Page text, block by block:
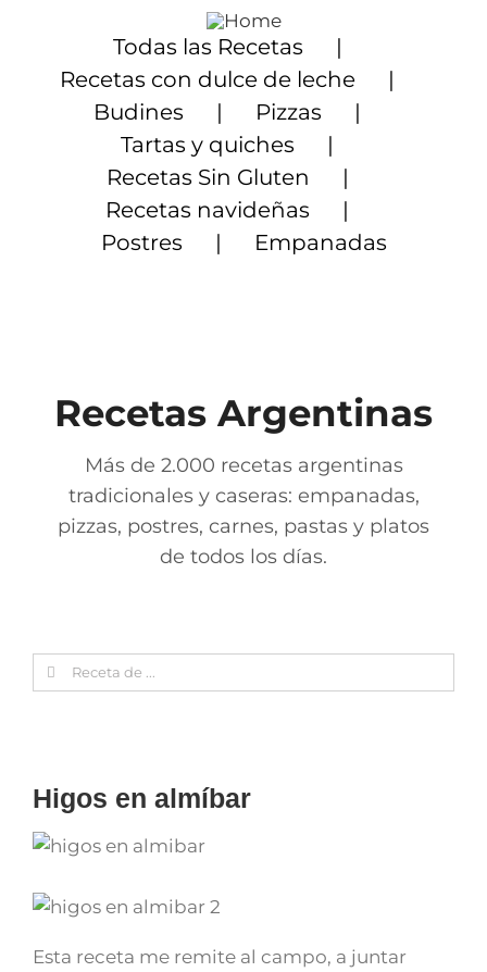
contenido
Todas las Recetas
Recetas con dulce de leche
Budines
Pizzas
Tartas y quiches
Recetas Sin Gluten
Recetas navideñas
Postres
Empanadas
Recetas Argentinas
Más de 2.000 recetas argentinas
tradicionales y caseras: empanadas,
pizzas, postres, carnes, pastas y platos
de todos los días.
Search
for:
Higos en almíbar
Esta receta me remite al campo, a juntar